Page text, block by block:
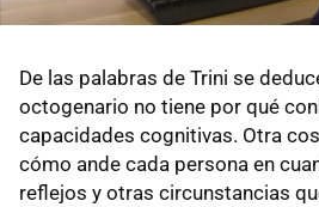
De las palabras de Trini se
octogenario no tiene por qué
capacidades cognitivas. Otra
cómo ande cada persona en
reflejos y otras circunstancias